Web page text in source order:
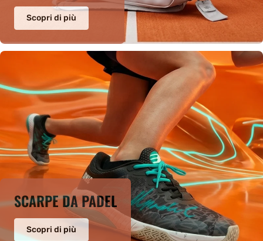
Scopri di più
SCARPE DA PADEL
Scopri di più